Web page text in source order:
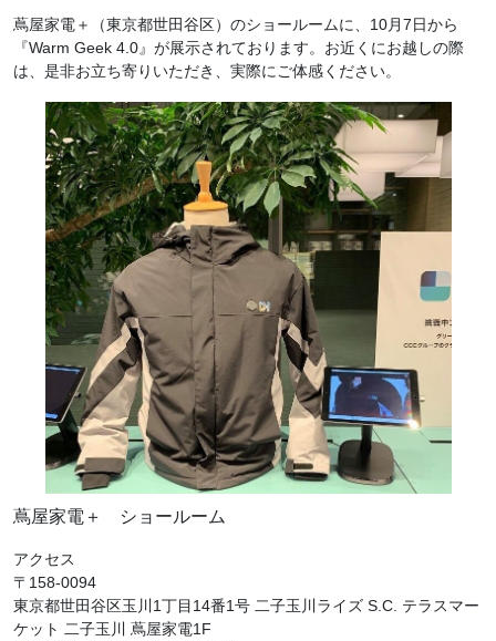
蔦屋家電＋（東京都世田谷区）のショールームに、10月7日から
『Warm Geek 4.0』が展示されております。お近くにお越しの際
は、是非お立ち寄りいただき、実際にご体感ください。
蔦屋家電＋ ショールーム
アクセス
〒158-0094
東京都世田谷区玉川1丁目14番1号 二子玉川ライズ S.C. テラスマー
ケット 二子玉川 蔦屋家電1F